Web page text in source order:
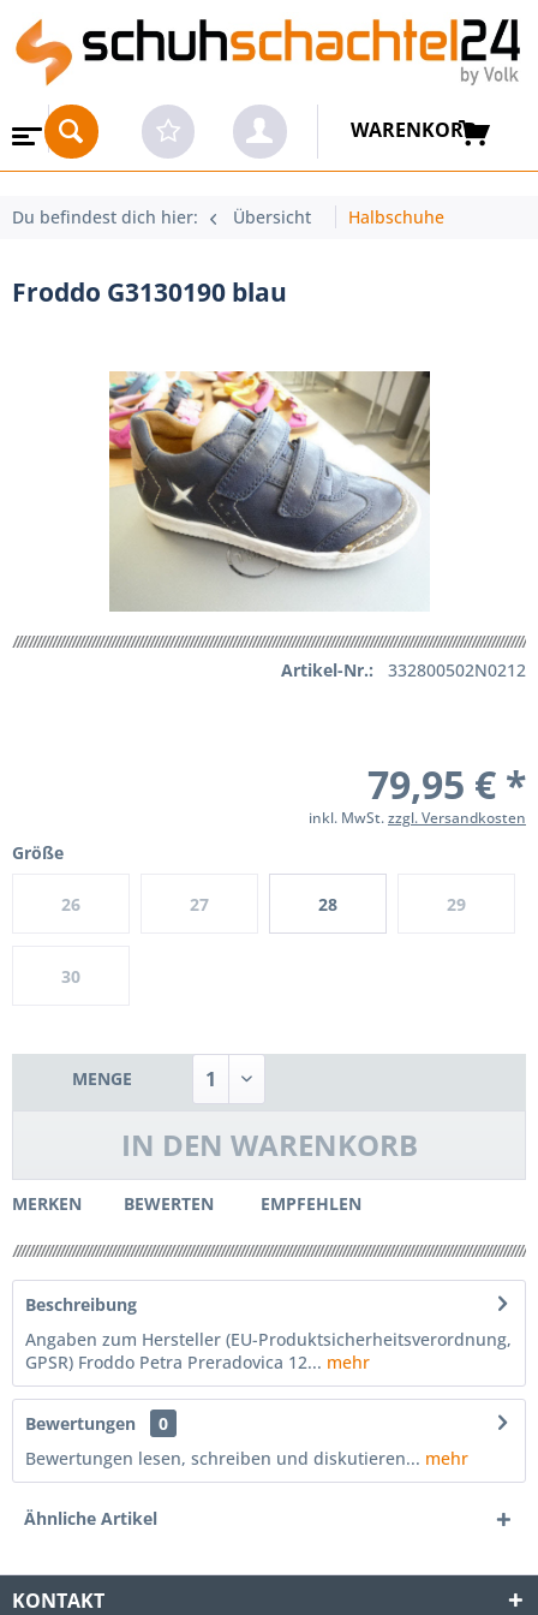
WARENKORB
Du befindest dich hier: Übersicht Halbschuhe
Froddo G3130190 blau
Artikel-Nr.: 332800502N0212
79,95 € *
inkl. MwSt.zzgl. Versandkosten
Größe
26 27 28 29
30
MENGE
IN DEN WARENKORB
MERKEN BEWERTEN EMPFEHLEN
Beschreibung
Angaben zum Hersteller (EU-Produktsicherheitsverordnung,
GPSR) Froddo Petra Preradovica 12... mehr
Bewertungen
0
Bewertungen lesen, schreiben und diskutieren... mehr
Ähnliche Artikel
KONTAKT